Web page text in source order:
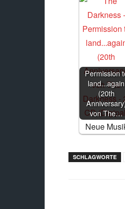
Permission
land...again
(20th
von The…
Neue
SCHLAGWORTE